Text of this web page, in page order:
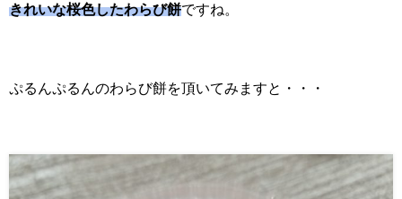
きれいな桜色したわらび餅ですね。
ぷるんぷるんのわらび餅を頂いてみますと・・・